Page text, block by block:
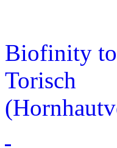
Biofinity
Torisch